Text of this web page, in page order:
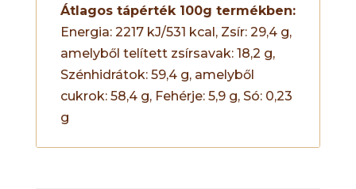
Átlagos tápérték 100g termékben:
Energia: 2217 kJ/531 kcal, Zsír: 29,4 g,
amelyből telített zsírsavak: 18,2 g,
Szénhidrátok: 59,4 g, amelyből
cukrok: 58,4 g, Fehérje: 5,9 g, Só: 0,23
g